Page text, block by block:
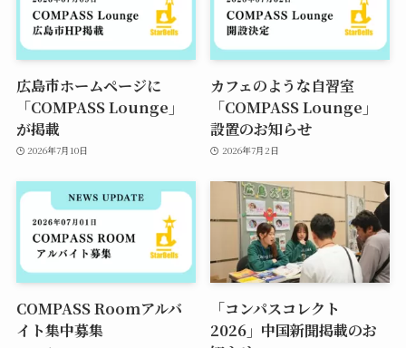
広島市ホームページに
「COMPASS Lounge」
が掲載
2026年7月10日
カフェのような自習室
「COMPASS Lounge」
設置のお知らせ
2026年7月2日
COMPASS Roomアルバ
イト集中募集
「コンパスコレクト
2026」中国新聞掲載のお